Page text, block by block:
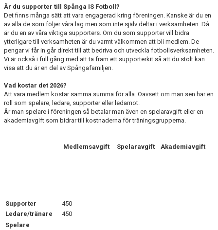
Är du supporter till Spånga IS Fotboll?
Det finns många sätt att vara engagerad kring föreningen. Kanske är du en
av alla de som följer våra lag men som inte själv deltar i verksamheten. Då
är du en av våra viktiga supporters. Om du som supporter vill bidra
ytterligare till verksamheten är du varmt välkommen att bli medlem. De
pengar vi får in går direkt till att bedriva och utveckla fotbollsverksamheten.
Vi är också i full gång med att ta fram ett supporterkit så att du stolt kan
visa att du är en del av Spångafamiljen.
Vad kostar det 2026?
Att vara medlem kostar samma summa för alla. Oavsett om man sen har en
roll som spelare, ledare, supporter eller ledamot.
Är man spelare i föreningen så betalar man även en spelaravgift eller en
akademiavgift som bidrar till kostnaderna för träningsgrupperna.
Medlemsavgift Spelaravgift Akademiavgift
Supporter
450
Ledare/tränare
450
Spelare